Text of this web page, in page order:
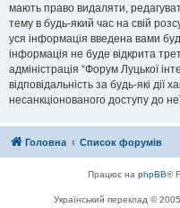
мають право видаляти,
тему в будь-який час на свій
уся інформація введена вами
інформація не буде відкрита
адміністрація “Форум Луцької
відповідальність за будь-які дії
несанкціонованого доступу до
Головна Список форумів
Працює на phpBB®
Український переклад ©